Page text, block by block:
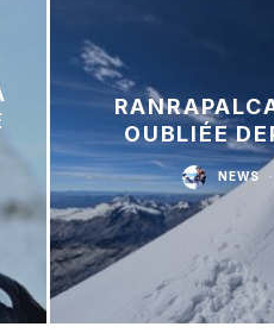
OUBLIÉE
NEWS ·